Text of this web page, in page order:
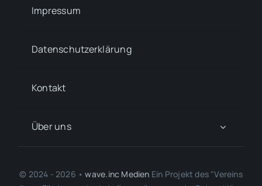
Impressum
Datenschutzerklärung
Kontakt
Über uns
© 2024 - 2026 •wave.inc Medien Ein Projekt des "Vereins